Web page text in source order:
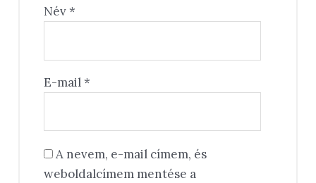
Név*
E-mail*
A nevem, e-mail címem, és
weboldalcímem mentése a